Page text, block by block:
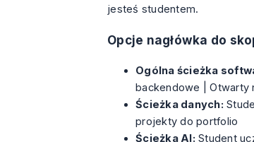
jesteś studentem.
Opcje nagłówka do
Ogólna ścieżka
backendowe | Otwarty
Ścieżka danych:
projekty do portfolio
Ścieżka AI: Student